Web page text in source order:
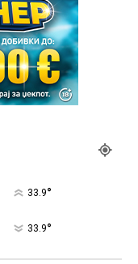
33.9°
33.9°